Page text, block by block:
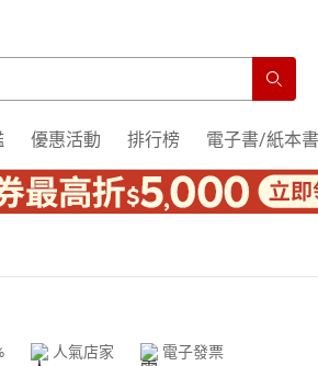
優惠活動 排行榜 電子書/紙本書
人氣店家 電子發票